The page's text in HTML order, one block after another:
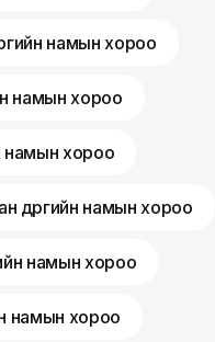
намын хороо
намын хороо
намын хороо
дүүргийн намын хороо
намын хороо
намын хороо